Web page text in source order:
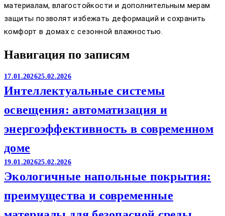
материалам, влагостойкости и дополнительным мерам
защиты позволят избежать деформаций и сохранить
комфорт в домах с сезонной влажностью.
Навигация по записям
17.01.202625.02.2026
Интеллектуальные системы
освещения: автоматизация и
энергоэффективность в современном
доме
19.01.202625.02.2026
Экологичные напольные покрытия:
преимущества и современные